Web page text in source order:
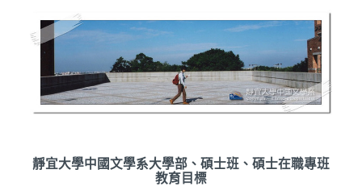
靜宜大學中國文學系大學部、碩士班、碩士在職專班
教育目標